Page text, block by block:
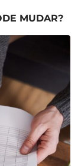
MUDAR?